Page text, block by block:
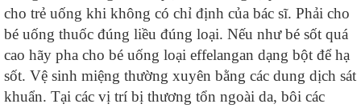
cho trẻ uống khi không có chỉ định của bác sĩ. Phải cho
bé uống thuốc đúng liều đúng loại. Nếu như bé sốt quá
cao hãy pha cho bé uống loại effelangan dạng bột để hạ
sốt. Vệ sinh miệng thường xuyên bằng các dung dịch sát
khuẩn. Tại các vị trí bị thương tổn ngoài da, bôi các